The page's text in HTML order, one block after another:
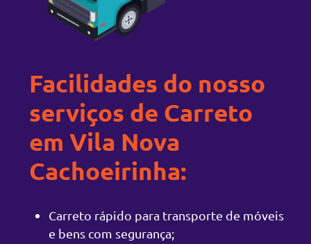
Facilidades do nosso
serviços de Carreto
em Vila Nova
Cachoeirinha:
Carreto rápido para transporte de móveis
e bens com segurança;